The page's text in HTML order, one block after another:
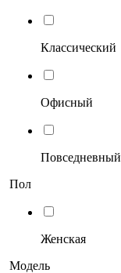
Классический
Офисный
Повседневный
Пол
Женская
Модель